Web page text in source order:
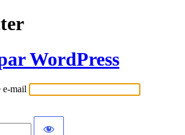
WordPress
e-mail